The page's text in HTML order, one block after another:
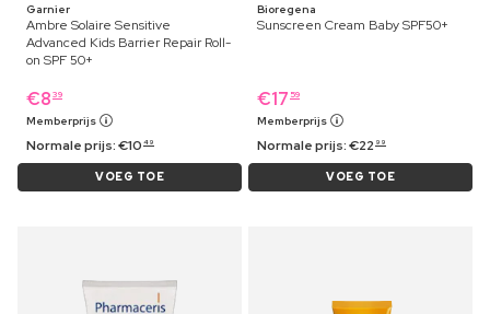
Garnier
Ambre Solaire Sensitive
Advanced Kids Barrier Repair Roll-
on SPF 50+
€8 39
Memberprijs
Normale prijs:€10 49
VOEG TOE
Bioregena
Sunscreen Cream Baby SPF50+
€17 59
Memberprijs
Normale prijs:€22 99
VOEG TOE